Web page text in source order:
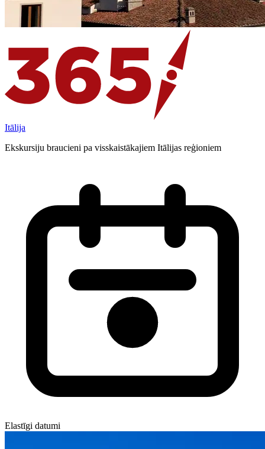
Itālija
Ekskursiju braucieni pa visskaistākajiem Itālijas reģioniem
Elastīgi datumi